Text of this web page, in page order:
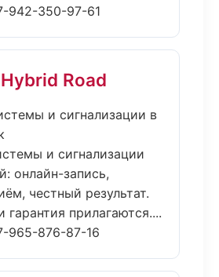
942-350-97-61
Hybrid Road
и сигнализации в
и сигнализации
онлайн-запись,
честный результат.
прилагаются....
965-876-87-16